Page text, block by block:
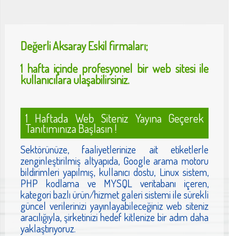
DeğerliAksaray Eskilfirmaları;
1 hafta içinde profesyonel bir web sitesi ile
kullanıcılara ulaşabilirsiniz.
1 Haftada Web Siteniz Yayına Geçerek
Tanıtımınıza Başlasın !
Sektörünüze, faaliyetlerinize ait etiketlerle
zenginleştirilmiş altyapıda, Google arama motoru
bildirimleri yapılmış, kullanıcı dostu, Linux sistem,
PHP kodlama ve MYSQL veritabanı içeren,
kategori bazlı ürün/hizmet galeri sistemi ile sürekli
güncel verilerinizi yayınlayabileceğiniz web siteniz
aracılığıyla, şirketinizi hedef kitlenize bir adım daha
yaklaştırıyoruz.